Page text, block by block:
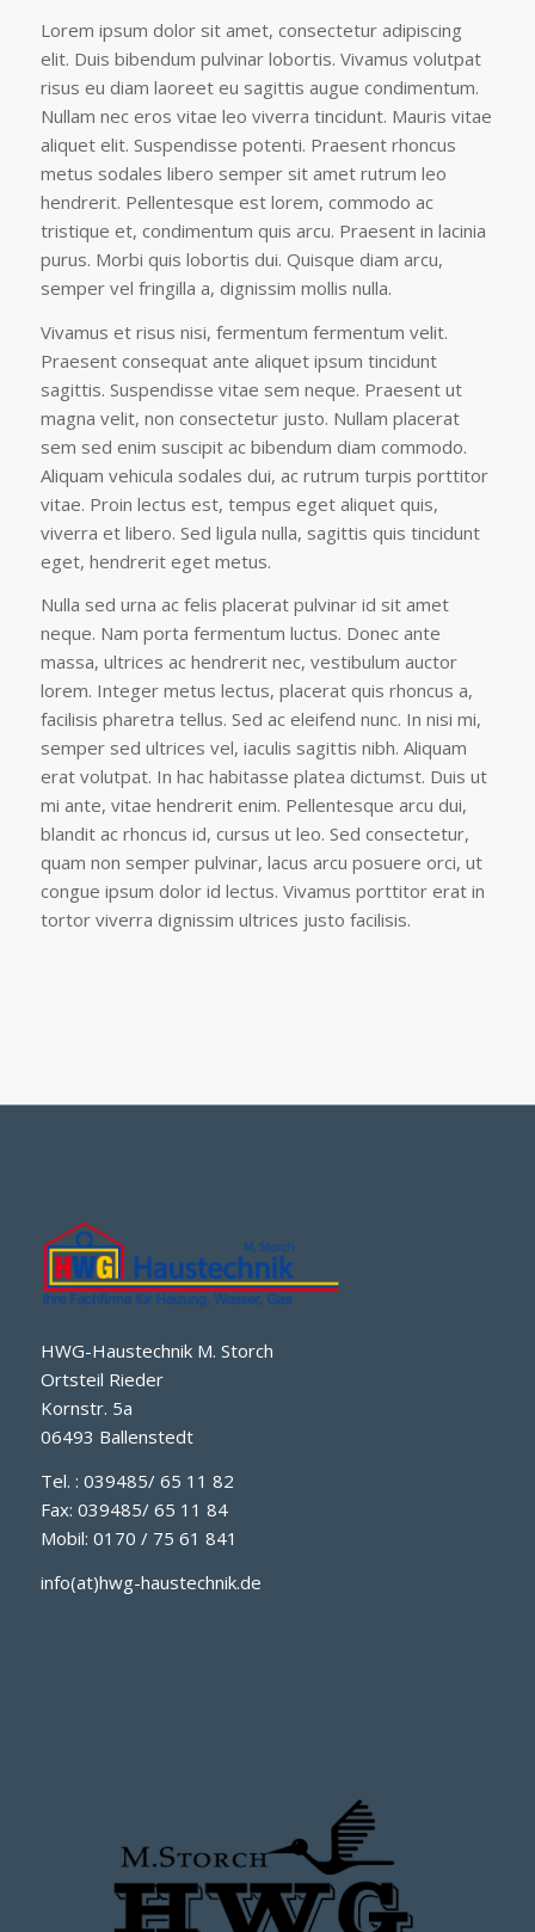
Lorem ipsum dolor sit amet, consectetur adipiscing
elit. Duis bibendum pulvinar lobortis. Vivamus volutpat
risus eu diam laoreet eu sagittis augue condimentum.
Nullam nec eros vitae leo viverra tincidunt. Mauris vitae
aliquet elit. Suspendisse potenti. Praesent rhoncus
metus sodales libero semper sit amet rutrum leo
hendrerit. Pellentesque est lorem, commodo ac
tristique et, condimentum quis arcu. Praesent in lacinia
purus. Morbi quis lobortis dui. Quisque diam arcu,
semper vel fringilla a, dignissim mollis nulla.
Vivamus et risus nisi, fermentum fermentum velit.
Praesent consequat ante aliquet ipsum tincidunt
sagittis. Suspendisse vitae sem neque. Praesent ut
magna velit, non consectetur justo. Nullam placerat
sem sed enim suscipit ac bibendum diam commodo.
Aliquam vehicula sodales dui, ac rutrum turpis porttitor
vitae. Proin lectus est, tempus eget aliquet quis,
viverra et libero. Sed ligula nulla, sagittis quis tincidunt
eget, hendrerit eget metus.
Nulla sed urna ac felis placerat pulvinar id sit amet
neque. Nam porta fermentum luctus. Donec ante
massa, ultrices ac hendrerit nec, vestibulum auctor
lorem. Integer metus lectus, placerat quis rhoncus a,
facilisis pharetra tellus. Sed ac eleifend nunc. In nisi mi,
semper sed ultrices vel, iaculis sagittis nibh. Aliquam
erat volutpat. In hac habitasse platea dictumst. Duis ut
mi ante, vitae hendrerit enim. Pellentesque arcu dui,
blandit ac rhoncus id, cursus ut leo. Sed consectetur,
quam non semper pulvinar, lacus arcu posuere orci, ut
congue ipsum dolor id lectus. Vivamus porttitor erat in
tortor viverra dignissim ultrices justo facilisis.
HWG-Haustechnik M. Storch
Ortsteil Rieder
Kornstr. 5a
06493 Ballenstedt
Tel. : 039485/ 65 11 82
Fax: 039485/ 65 11 84
Mobil: 0170 / 75 61 841
info(at)hwg-haustechnik.de